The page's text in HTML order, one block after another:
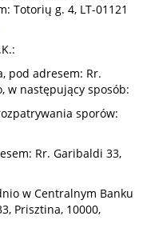
Totorių g. 4, LT-01121
pod adresem: Rr.
w następujący sposób:
sporów:
Rr. Garibaldi 33,
w Centralnym Banku
Prisztina, 10000,